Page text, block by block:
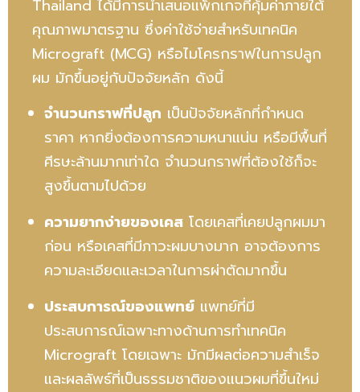
Thailand ได้มีการนำเสนอแพ็กเกจที่คุ้มค่าภายใต้
คุณภาพมาตรฐาน ซึ่งค่าใช้จ่ายสำหรับเทคนิค
Micrograft (MCG) หรือไมโครกราฟในการปลูก
ผม มักขึ้นอยู่กับปัจจัยหลัก ดังนี้
จำนวนกราฟที่ปลูก เป็นปัจจัยหลักที่กำหนด
ราคา หากยิ่งต้องการความหนาแน่น หรือมีพื้นที่
ศีรษะล้านมากเท่าใด จำนวนกราฟที่ต้องใช้ก็จะ
สูงขึ้นตามไปด้วย
ความยากง่ายของเคส โดยเคสที่เคยปลูกผมมา
ก่อน หรือเคสที่มีภาวะผมบางมาก อาจต้องการ
ความละเอียดและเวลาในการผ่าตัดมากขึ้น
ประสบการณ์ของแพทย์ แพทย์ที่มี
ประสบการณ์เฉพาะทางด้านการทำเทคนิค
Micrograft โดยเฉพาะ มักมีผลต่อความสำเร็จ
และผลลัพธ์ที่เป็นธรรมชาติของแนวผมที่ขึ้นใหม่